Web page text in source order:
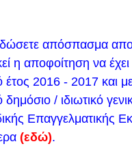
Πάτσης
Εξετάσεων
ότι, σε περίπτωση
να επισκεφτείτε την
στα παρακάτω links:
spougiad/
απόσπασμα
η αποφοίτηση να έχει
έτος 2016 - 2017 και
/ ιδιωτικό
Επαγγελματικής
(εδώ).